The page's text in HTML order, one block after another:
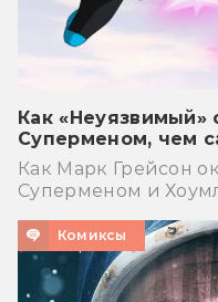
Как «Неуязвимый»
Суперменом, чем
Как Марк Грейсон
Суперменом и
Комиксы